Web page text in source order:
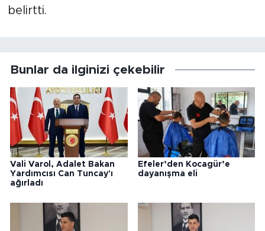
belirtti.
Bunlar da ilginizi çekebilir
Vali Varol, Adalet Bakan
Yardımcısı Can Tuncay'ı
ağırladı
Efeler’den Kocagür’e
dayanışma eli